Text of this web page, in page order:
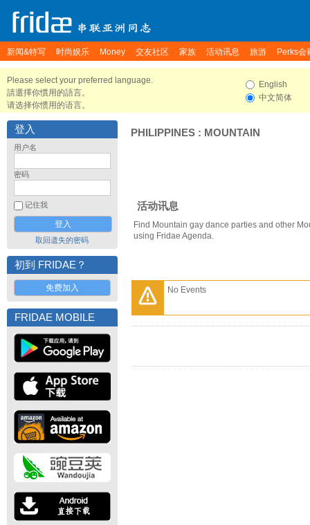
新闻&特写 时尚娱乐 Money 交友社区 家族 活动讯息 旅游 Perks会
Please select your preferred language.
請選擇你慣用的語言。
请选择你惯用的语言。
English
中文简体
登入
用户名
密码
记住我
取回遗失的密码
初到 FRIDAE？
免费加入
FRIDAE MOBILE
PHILIPPINES : MOUNTAIN
活动讯息
Find Mountain gay dance parties and other
using Fridae Agenda.
No Events